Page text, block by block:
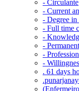
- Circulante
- Current
- Degree in
- Full time
-
-
-
-
. 61 days